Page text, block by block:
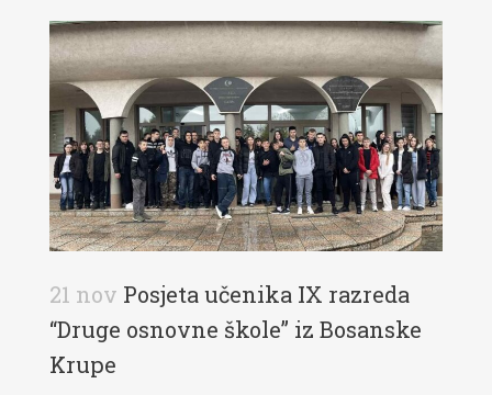
21 nov Posjeta učenika IX razreda
“Druge osnovne škole” iz Bosanske
Krupe